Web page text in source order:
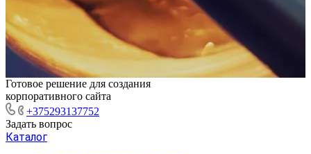
Готовое решение для создания
корпоративного сайта
+375293137752
Задать вопрос
Каталог